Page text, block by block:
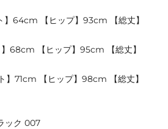
】64cm 【ヒップ】93cm 【総丈】
68cm 【ヒップ】95cm 【総丈】
】71cm 【ヒップ】98cm 【総丈】
ック 007